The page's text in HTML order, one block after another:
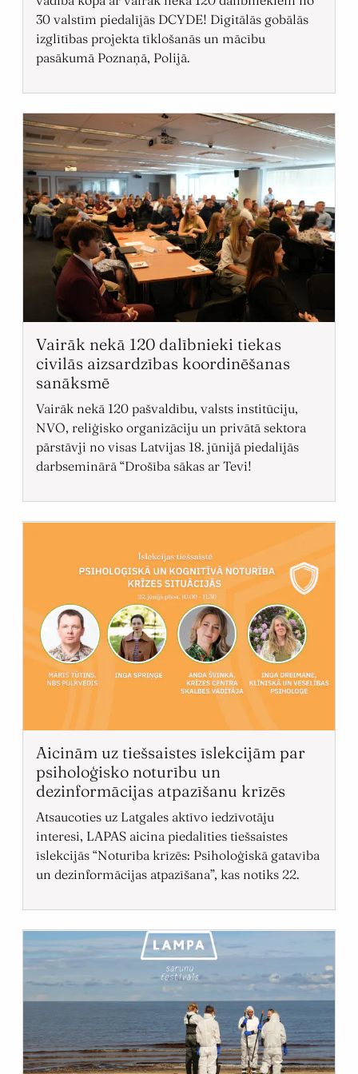
30 valstīm piedalījās DCYDE! Digitālās gobālās
izglītības projekta tīklošanās un mācību
pasākumā Poznaņā, Polijā.
Vairāk nekā 120 dalībnieki tiekas
civilās aizsardzības koordinēšanas
sanāksmē
Vairāk nekā 120 pašvaldību, valsts institūciju,
NVO, reliģisko organizāciju un privātā sektora
pārstāvji no visas Latvijas 18. jūnijā piedalījās
darbseminārā “Drošība sākas ar Tevi!
Aicinām uz tiešsaistes īslekcijām par
psiholoģisko noturību un
dezinformācijas atpazīšanu krīzēs
Atsaucoties uz Latgales aktīvo iedzīvotāju
interesi, LAPAS aicina piedalīties tiešsaistes
īslekcijās “Noturība krīzēs: Psiholoģiskā gatavība
un dezinformācijas atpazīšana”, kas notiks 22.